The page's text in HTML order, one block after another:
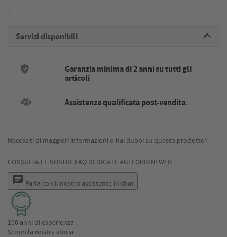
Servizi disponibili
Garanzia minima di 2 anni su tutti gli
articoli
Assistenza qualificata post-vendita.
Necessiti di maggiori informazioni o hai dubbi su questo prodotto?
CONSULTA LE NOSTRE FAQ DEDICATE AGLI ORDINI WEB
chat Parla con il nostro assistente in chat
100 anni di esperienza
Scopri la nostra storia